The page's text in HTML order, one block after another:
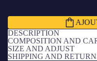
DESCRIPTION
COMPOSITION AND
SIZE AND ADJUST
SHIPPING AND